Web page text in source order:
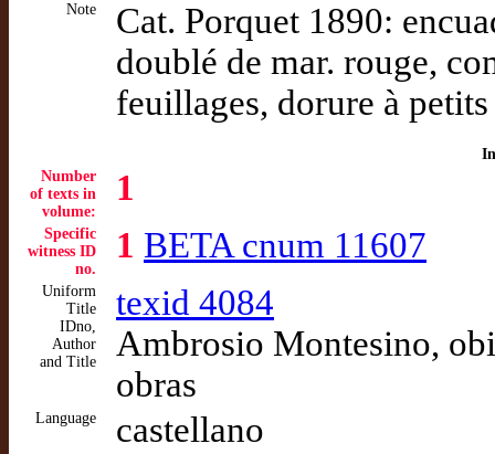
Note
Cat. Porquet 1890:
doublé de mar. rouge,
feuillages, dorure à
Number
of texts in
volume:
1
Specific
witness ID
no.
1 BETA cnum 11607
Uniform
Title
IDno,
Author
and Title
texid 4084
Ambrosio Montesino,
obras
Language castellano